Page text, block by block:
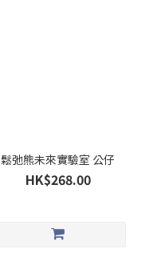
鬆弛熊未來實驗室 公仔
HK$268.00